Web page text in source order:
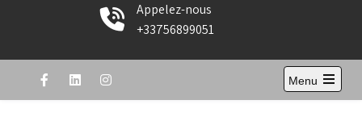
Appelez-nous
+33756899051
Menu
Open